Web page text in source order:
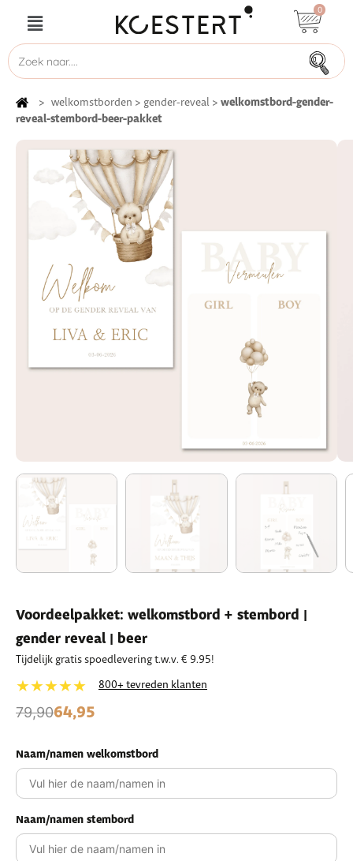
0
> welkomstborden > gender-reveal > welkomstbord-gender-
reveal-stembord-beer-pakket
Voordeelpakket: welkomstbord + stembord |
gender reveal | beer
Tijdelijk gratis spoedlevering t.w.v. € 9.95!
★★★★★ 800+ tevreden klanten
79,9064,95
Naam/namen welkomstbord
Naam/namen stembord